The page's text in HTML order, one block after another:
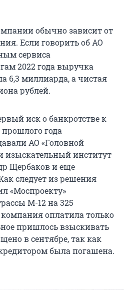
обычно зависит от
Если говорить об АО
сервиса
2022 года выручка
6,3 миллиарда, а чистая
рублей.
иск о банкротстве к
года
АО «Головной
институт
Щербаков и еще
следует из решения
«Моспроекту»
М-12 на 325
оплатила только
пришлось взыскивать
в сентябре, так как
была погашена.